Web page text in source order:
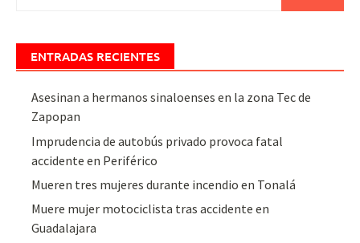
ENTRADAS RECIENTES
Asesinan a hermanos sinaloenses en la zona Tec de
Zapopan
Imprudencia de autobús privado provoca fatal
accidente en Periférico
Mueren tres mujeres durante incendio en Tonalá
Muere mujer motociclista tras accidente en
Guadalajara